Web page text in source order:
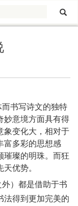
写诗文的独特
妙意境方面具有得
象变化大，相对于
富多彩的思想感
璀璨的明珠。而狂
优势。
）都是借助于书
法得到更加完美的